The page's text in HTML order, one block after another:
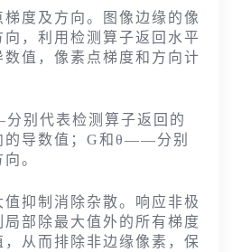
度及方向。图像边缘的像
，利用检测算子返回水平
值，像素点梯度和方向计
别代表检测算子返回的
的导数值；G和θ——分别
。
抑制消除杂散。响应非极
部除最大值外的所有梯度
从而排除非边缘像素，保